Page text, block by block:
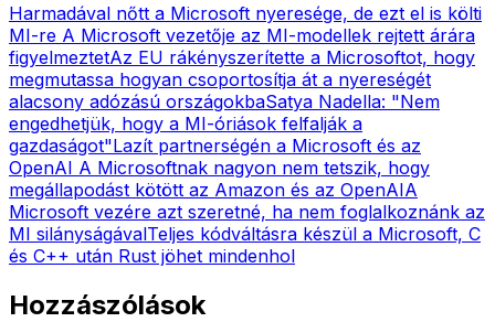
Harmadával nőtt a Microsoft nyeresége, de ezt el is költi
MI-re A Microsoft vezetője az MI-modellek rejtett árára
figyelmeztetAz EU rákényszerítette a Microsoftot, hogy
megmutassa hogyan csoportosítja át a nyereségét
alacsony adózású országokbaSatya Nadella: "Nem
engedhetjük, hogy a MI-óriások felfalják a
gazdaságot"Lazít partnerségén a Microsoft és az
OpenAI A Microsoftnak nagyon nem tetszik, hogy
megállapodást kötött az Amazon és az OpenAIA
Microsoft vezére azt szeretné, ha nem foglalkoznánk az
MI silányságávalTeljes kódváltásra készül a Microsoft, C
és C++ után Rust jöhet mindenhol
Hozzászólások